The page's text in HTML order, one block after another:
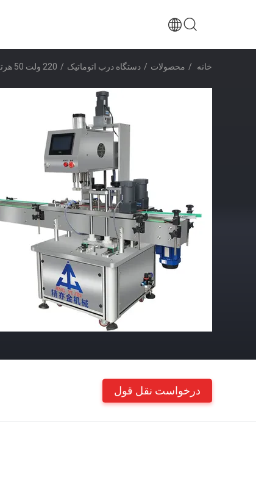
خانه / محصولات / دستگاه درب اتوماتیک / 220 ولت 50 هرتز ماشین سروا اتوماتیک 0.3-0.8 Mpa تامین هوا فولاد ضد زنگ
درخواست نقل قول